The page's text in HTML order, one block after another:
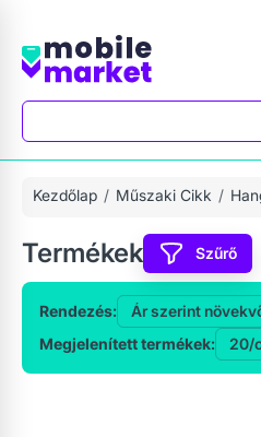
Kezdőlap Műszaki Cikk
Termékek Szűrő
Rendezés:
Megjelenített termékek: